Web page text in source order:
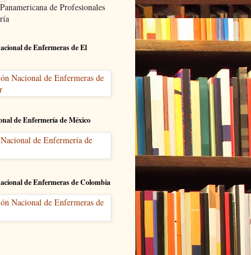
de Profesionales
de Enfermeras de El
de Enfermería de México
de Enfermeras de Colombia